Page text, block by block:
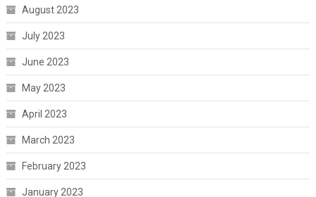
August 2023
July 2023
June 2023
May 2023
April 2023
March 2023
February 2023
January 2023